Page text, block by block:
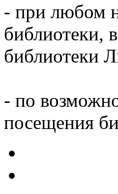
- при любом
библиотеки,
библиотеки
- по
посещения